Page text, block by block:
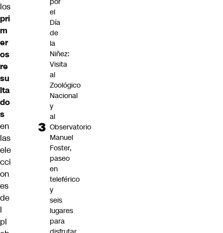
los
pri
m
er
os
re
su
lta
do
s
en
las
ele
cci
on
es
de
l
pl
el
Día
de
la
Niñez:
Visita
al
Zoológico
Nacional
y
al
Observatorio
Manuel
Foster,
paseo
en
teleférico
y
seis
lugares
para